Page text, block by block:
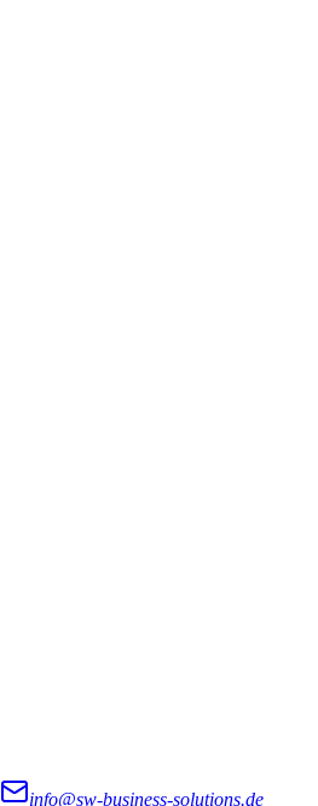
info@sw-business-solutions.de